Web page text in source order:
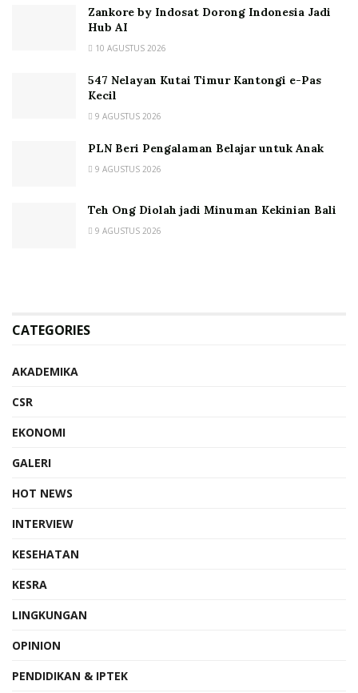
Zankore by Indosat Dorong Indonesia Jadi
Hub AI
10 AGUSTUS 2026
547 Nelayan Kutai Timur Kantongi e-Pas
Kecil
9 AGUSTUS 2026
PLN Beri Pengalaman Belajar untuk Anak
9 AGUSTUS 2026
Teh Ong Diolah jadi Minuman Kekinian Bali
9 AGUSTUS 2026
CATEGORIES
AKADEMIKA
CSR
EKONOMI
GALERI
HOT NEWS
INTERVIEW
KESEHATAN
KESRA
LINGKUNGAN
OPINION
PENDIDIKAN & IPTEK